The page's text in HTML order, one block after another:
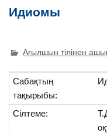
Идиомы
Ағылшын тілінен
Сабақтың
тақырыбы:
Сілтеме: